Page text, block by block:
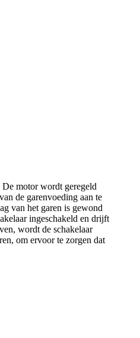
motor wordt geregeld
de garenvoeding aan te
van het garen is gewond
ingeschakeld en drijft
wordt de schakelaar
om ervoor te zorgen dat